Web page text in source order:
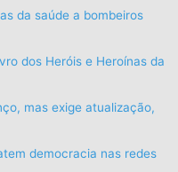
da saúde a bombeiros
dos Heróis e Heroínas da
mas exige atualização,
democracia nas redes